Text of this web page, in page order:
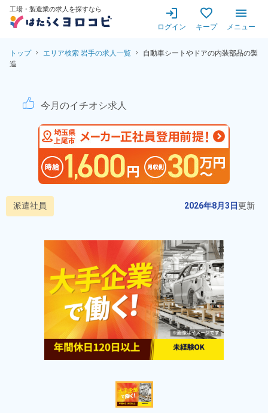
工場・製造業の求人を探すなら
ログイン キープ メニュー
トップ エリア検索 岩手の求人一覧
自動車シートやドアの内装部品の製
造
自動車シートやドアの内装
今月のイチオシ求人
派遣社員 2026年8月3日更新